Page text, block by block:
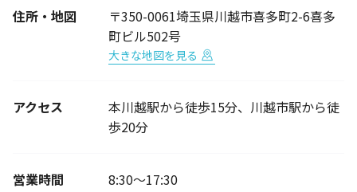
住所・地図
〒350-0061埼玉県川越市喜多町2-6喜多
町ビル502号
大きな地図を見る
アクセス
本川越駅から徒歩15分、川越市駅から徒
歩20分
営業時間 8:30～17:30